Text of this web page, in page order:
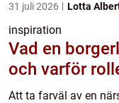
31 juli 2026 Lotta
inspiration
Vad en
och varför
Att ta farväl av en